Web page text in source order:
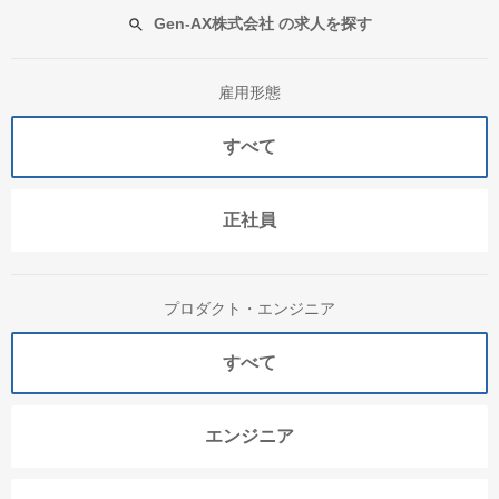
Gen-AX株式会社 の求人を探す
雇用形態
すべて
正社員
プロダクト・エンジニア
すべて
エンジニア